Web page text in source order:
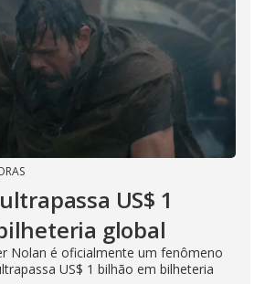
US$ 1
global
Nolan é oficialmente um fenômeno
US$ 1 bilhão em bilheteria